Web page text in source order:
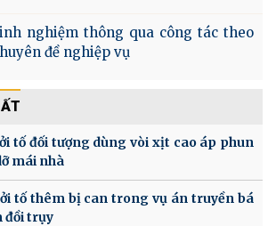
nghiệm thông qua công tác theo
đề nghiệp vụ
tố đối tượng dùng vòi xịt cao áp phun
mái nhà
tố thêm bị can trong vụ án truyền bá
đồi trụy